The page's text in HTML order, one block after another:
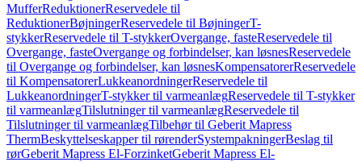
MufferReduktionerReservedele til
ReduktionerBøjningerReservedele til BøjningerT-
stykkerReservedele til T-stykkerOvergange, fasteReservedele til
Overgange, fasteOvergange og forbindelser, kan løsnesReservedele
til Overgange og forbindelser, kan løsnesKompensatorerReservedele
til KompensatorerLukkeanordningerReservedele til
LukkeanordningerT-stykker til varmeanlægReservedele til T-stykker
til varmeanlægTilslutninger til varmeanlægReservedele til
Tilslutninger til varmeanlægTilbehør til Geberit Mapress
ThermBeskyttelseskapper til rørenderSystempakningerBeslag til
rørGeberit Mapress El-ForzinketGeberit Mapress El-